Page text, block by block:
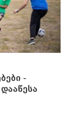
-